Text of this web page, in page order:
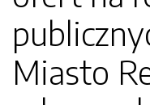
Miasto